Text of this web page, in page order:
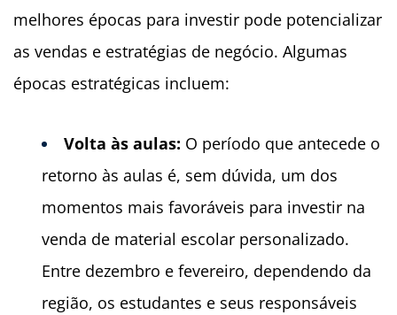
melhores épocas para investir pode potencializar
as vendas e estratégias de negócio. Algumas
épocas estratégicas incluem:
Volta às aulas: O período que antecede o
retorno às aulas é, sem dúvida, um dos
momentos mais favoráveis para investir na
venda de material escolar personalizado.
Entre dezembro e fevereiro, dependendo da
região, os estudantes e seus responsáveis